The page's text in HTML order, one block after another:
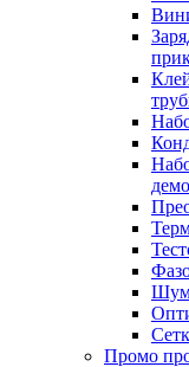
Промо